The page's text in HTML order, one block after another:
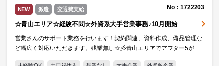
NEW 派遣 交通費支給 No：1722203
☆青山エリア☆経験不問☆外資系大手営業事務♪10月開始
営業さんのサポート業務を行います！契約関連、資料作成、備品管理な
ど幅広く対応いただきます。残業無し☆彡青山エリアでアフター5が楽